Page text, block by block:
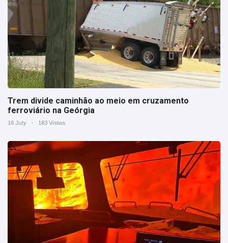
Trem divide caminhão ao meio em cruzamento
ferroviário na Geórgia
16 July 183 Vistas